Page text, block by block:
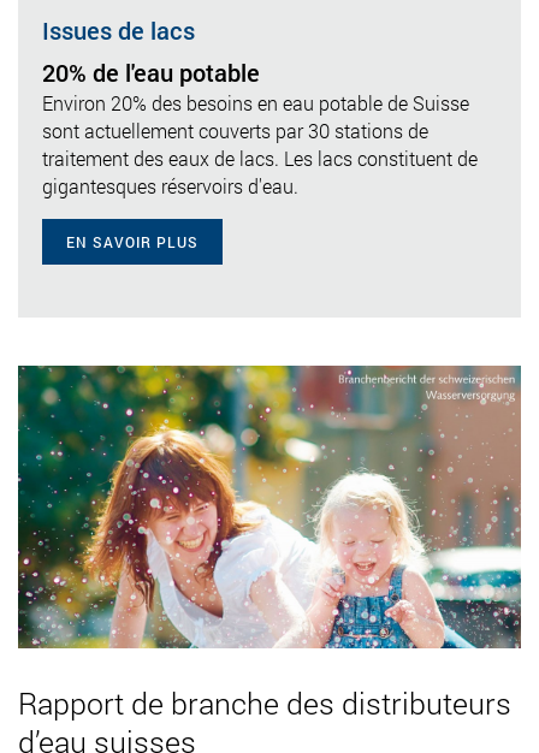
Issues de lacs
20% de l'eau potable
Environ 20% des besoins en eau potable de Suisse
sont actuellement couverts par 30 stations de
traitement des eaux de lacs. Les lacs constituent de
gigantesques réservoirs d'eau.
EN SAVOIR PLUS
Rapport de branche des distributeurs
d’eau suisses